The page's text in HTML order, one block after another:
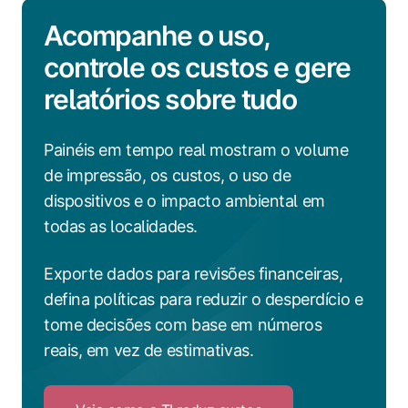
Acompanhe o uso,
controle os custos e gere
relatórios sobre tudo
Painéis em tempo real mostram o volume
de impressão, os custos, o uso de
dispositivos e o impacto ambiental em
todas as localidades.
Exporte dados para revisões financeiras,
defina políticas para reduzir o desperdício e
tome decisões com base em números
reais, em vez de estimativas.